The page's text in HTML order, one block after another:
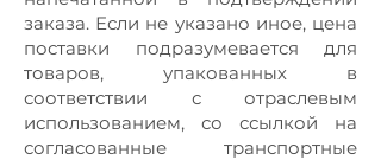
заказа. Если не указано иное, цена
поставки подразумевается для
товаров, упакованных в
соответствии с отраслевым
использованием, со ссылкой на
согласованные транспортные